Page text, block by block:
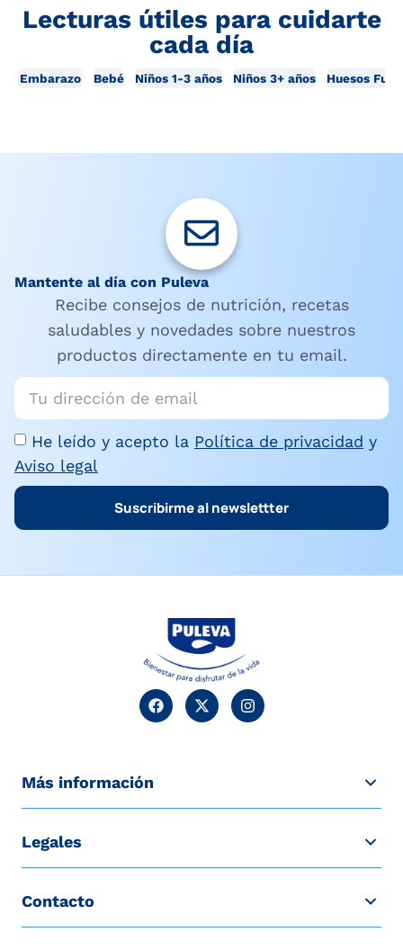
Lecturas útiles para cuidarte
cada día
Embarazo Bebé Niños 1-3 años Niños 3+ años Huesos
Mantente al día con Puleva
Recibe consejos de nutrición, recetas
saludables y novedades sobre nuestros
productos directamente en tu email.
He leído y acepto la Política de privacidad y
Aviso legal
Suscribirme al newslettter
Más información
Legales
Contacto